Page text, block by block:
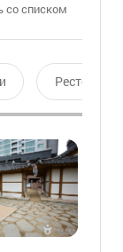
со списком
Ресторан